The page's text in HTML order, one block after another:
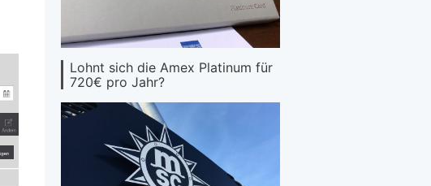
Lohnt sich die Amex Platinum für
720€ pro Jahr?